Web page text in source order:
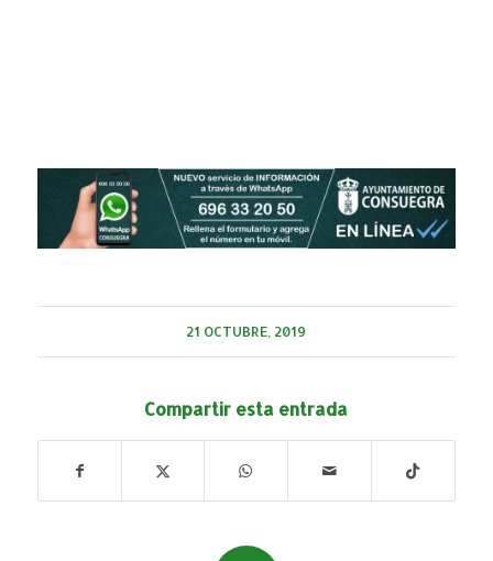
21 OCTUBRE, 2019
Compartir esta entrada